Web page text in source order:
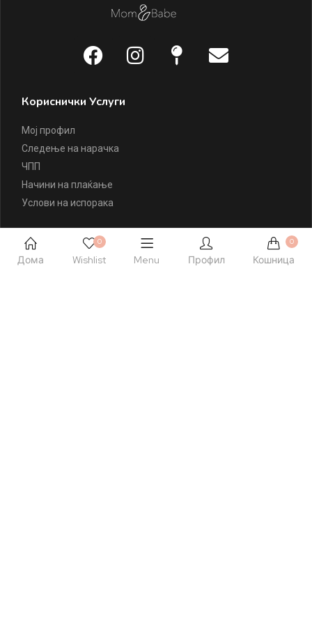
Кориснички Услуги
Мој профил
Следење на нарачка
ЧПП
Начини на плаќање
Услови на испорака
За Mom & Babe
За Mom & Babe
Дома
0
Wishlist Menu Профил
0
Кошница